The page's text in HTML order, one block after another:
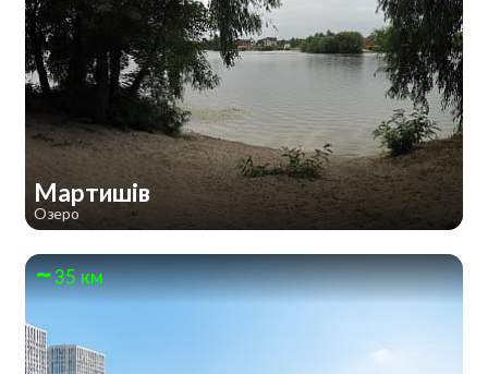
Мартишів
Озеро
35 км